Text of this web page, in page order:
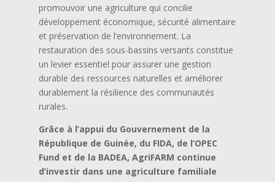
promouvoir une agriculture qui concilie
développement économique, sécurité alimentaire
et préservation de l’environnement. La
restauration des sous-bassins versants constitue
un levier essentiel pour assurer une gestion
durable des ressources naturelles et améliorer
durablement la résilience des communautés
rurales.
Grâce à l’appui du Gouvernement de la
République de Guinée, du FIDA, de l’OPEC
Fund et de la BADEA, AgriFARM continue
d’investir dans une agriculture familiale